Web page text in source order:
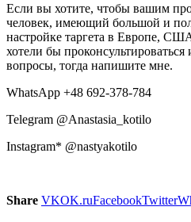
Если вы хотите, чтобы вашим
человек, имеющий большой и
настройке таргета в Европе,
хотели бы проконсультироваться
вопросы, тогда напишите мне.
WhatsApp +48 692-378-784
Telegram @Anastasia_kotilo
Instagram* @nastyakotilo
Share VKOK.ruFacebookTwitter